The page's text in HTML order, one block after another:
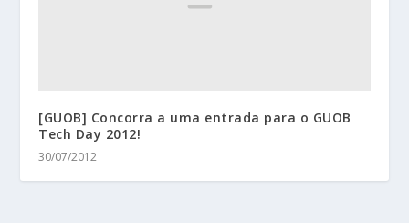
[GUOB] Concorra a uma entrada para o GUOB
Tech Day 2012!
30/07/2012